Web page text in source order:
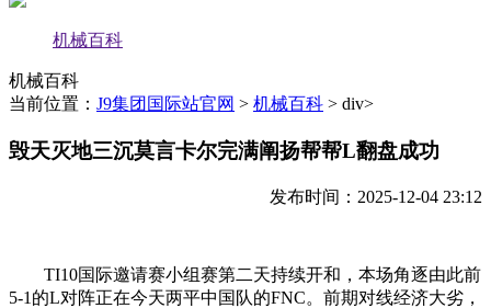
机械百科
机械百科
当前位置： J9集团国际站官网 > 机械百科 > div>
毁天灭地三沉莫言卡尔完满阐扬帮帮L翻盘成功
发布时间：2025-12-04 23:12
TI10国际邀请赛小组赛第二天持续开和，本场角逐由此前
5-1的L对阵正在今天两平中国队的FNC。前期对线经济大劣，